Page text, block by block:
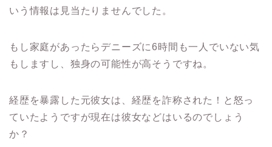
いう情報は見当たりませんでした。
もし家庭があったらデニーズに6時間も一人でいない気
もしますし、独身の可能性が高そうですね。
経歴を暴露した元彼女は、経歴を詐称された！と怒っ
ていたようですが現在は彼女などはいるのでしょう
か？